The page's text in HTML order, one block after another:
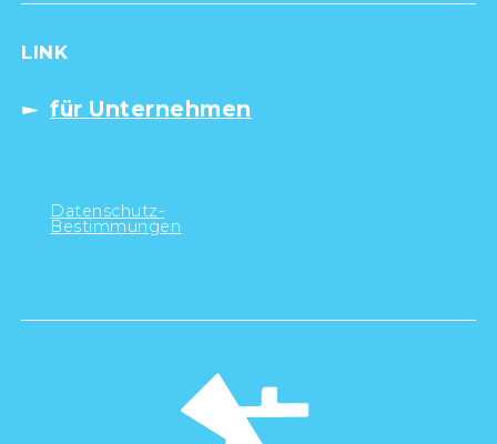
LINK
für Unternehmen
Datenschutz-
Bestimmungen